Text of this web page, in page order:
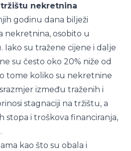
nekretnina
godinu dana bilježi
nekretnina, osobito u
Iako su tražene cijene i dalje
su često oko 20% niže od
tome koliko su nekretnine
između traženih i
stagnaciji na tržištu, a
stopa i troškova financiranja,
kao što su obala i